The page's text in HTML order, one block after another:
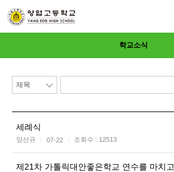
학교소식
세례식
양선규 07-22 조회수 : 12513
제21차 가톨릭대안좋은학교 연수를 마치고